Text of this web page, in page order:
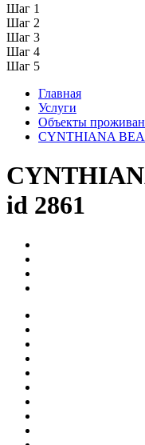
Шаг 1
Шаг 2
Шаг 3
Шаг 4
Шаг 5
Главная
Услуги
Объекты
CYNTHIANA
id 2861